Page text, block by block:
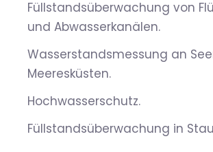
Füllstandsüberwachung von
und Abwasserkanälen.
Wasserstandsmessung an
Meeresküsten.
Hochwasserschutz.
Füllstandsüberwachung in